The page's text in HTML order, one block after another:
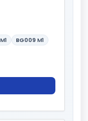
M1 BG009 M1